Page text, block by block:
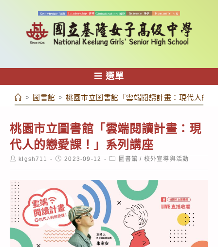
容
選單
> 圖書館 > 桃園市立圖書館「雲端閱讀計畫：現代人的
桃園市立圖書館「雲端閱讀計畫：現
代人的戀愛課！」系列講座
Postklgsh711
Post2023-09-12
Post圖書館 / 校外宣導與活動